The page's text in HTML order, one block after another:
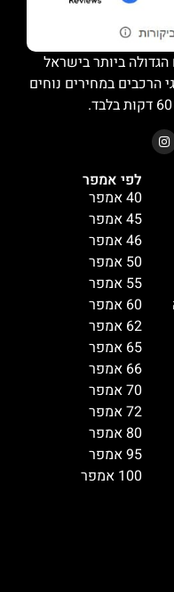
לפי אמפר
40 אמפר
45 אמפר
46 אמפר
50 אמפר
55 אמפר
60 אמפר
62 אמפר
65 אמפר
66 אמפר
70 אמפר
72 אמפר
80 אמפר
95 אמפר
100 אמפר
ביותר בישראל
הרכבים במחירים נוחים